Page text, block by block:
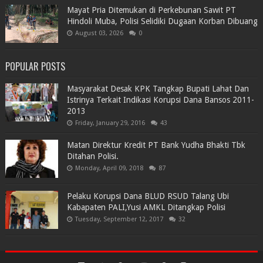
Mayat Pria Ditemukan di Perkebunan Sawit PT
Hindoli Muba, Polisi Selidiki Dugaan Korban Dibuang
August 03, 2026 0
POPULAR POSTS
Masyarakat Desak KPK Tangkap Bupati Lahat Dan
Istrinya Terkait Indikasi Korupsi Dana Bansos 2011-
2013
Friday, January 29, 2016 43
Matan Direktur Kredit PT Bank Yudha Bhakti Tbk
Ditahan Polisi.
Monday, April 09, 2018 87
Pelaku Korupsi Dana BLUD RSUD Talang Ubi
Kabapaten PALI,Yusi AMKL Ditangkap Polisi
Tuesday, September 12, 2017 32